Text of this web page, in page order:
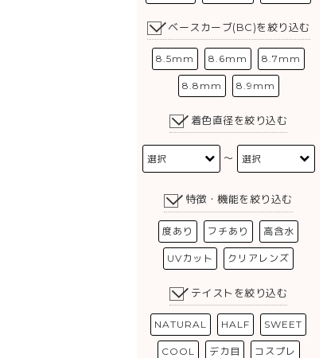
ベースカーブ(BC)を絞り込む
8.5mm 8.6mm 8.7mm
8.8mm 8.9mm
着色直径を絞り込む
〜
特徴・機能を絞り込む
度あり フチあり 高含水
UVカット クリアレンズ
テイストを絞り込む
NATURAL HALF SWEET
COOL デカ目 コスプレ